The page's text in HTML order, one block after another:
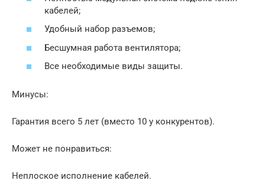
кабелей;
Удобный набор разъемов;
Бесшумная работа вентилятора;
Все необходимые виды защиты.
Минусы:
Гарантия всего 5 лет (вместо 10 у конкурентов).
Может не понравиться:
Неплоское исполнение кабелей.